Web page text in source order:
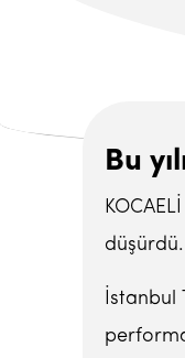
Bu
düşürdü.
İstanbul